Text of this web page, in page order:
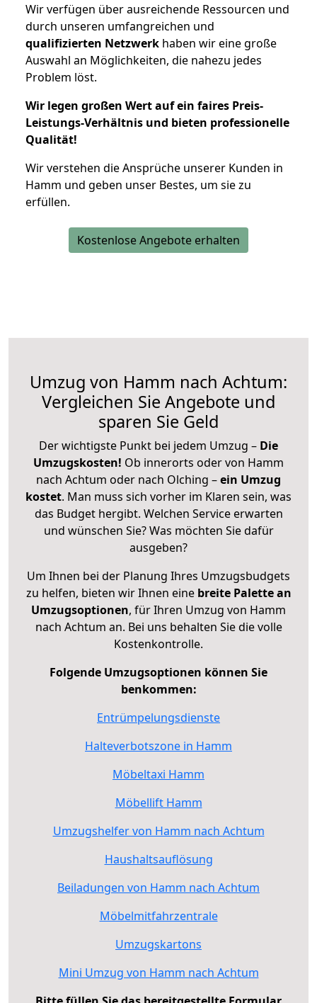
Wir verfügen über ausreichende Ressourcen und
durch unseren umfangreichen und
qualifizierten Netzwerk haben wir eine große
Auswahl an Möglichkeiten, die nahezu jedes
Problem löst.
Wir legen großen Wert auf ein faires Preis-
Leistungs-Verhältnis und bieten professionelle
Qualität!
Wir verstehen die Ansprüche unserer Kunden in
Hamm und geben unser Bestes, um sie zu
erfüllen.
Kostenlose Angebote erhalten
Umzug von Hamm nach Achtum:
Vergleichen Sie Angebote und
sparen Sie Geld
Der wichtigste Punkt bei jedem Umzug – Die
Umzugskosten! Ob innerorts oder von Hamm
nach Achtum oder nach Olching –ein Umzug
kostet. Man muss sich vorher im Klaren sein, was
das Budget hergibt. Welchen Service erwarten
und wünschen Sie? Was möchten Sie dafür
ausgeben?
Um Ihnen bei der Planung Ihres Umzugsbudgets
zu helfen, bieten wir Ihnen eine breite Palette an
Umzugsoptionen, für Ihren Umzug von Hamm
nach Achtum an. Bei uns behalten Sie die volle
Kostenkontrolle.
Folgende Umzugsoptionen können Sie
benkommen:
Entrümpelungsdienste
Halteverbotszone in Hamm
Möbeltaxi Hamm
Möbellift Hamm
Umzugshelfer von Hamm nach Achtum
Haushaltsauflösung
Beiladungen von Hamm nach Achtum
Möbelmitfahrzentrale
Umzugskartons
Mini Umzug von Hamm nach Achtum